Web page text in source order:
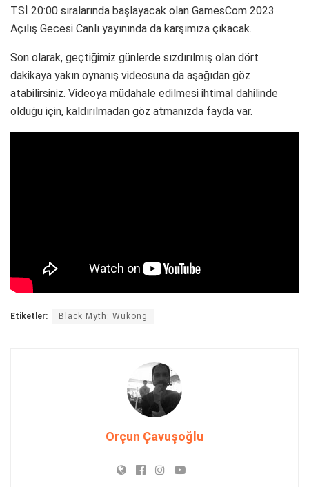
TSİ 20:00 sıralarında başlayacak olan GamesCom 2023
Açılış Gecesi Canlı yayınında da karşımıza çıkacak.
Son olarak, geçtiğimiz günlerde sızdırılmış olan dört
dakikaya yakın oynanış videosuna da aşağıdan göz
atabilirsiniz. Videoya müdahale edilmesi ihtimal dahilinde
olduğu için, kaldırılmadan göz atmanızda fayda var.
Etiketler: Black Myth: Wukong
Orçun Çavuşoğlu